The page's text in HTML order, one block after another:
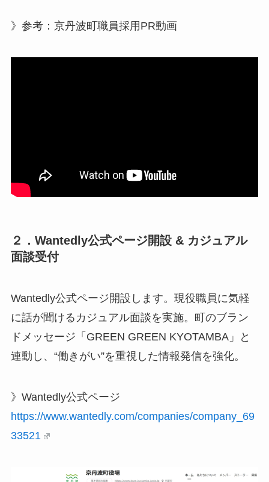
》参考：京丹波町職員採用PR動画
２．Wantedly公式ページ開設 & カジュアル
面談受付
Wantedly公式ページ開設します。現役職員に気軽
に話が聞けるカジュアル面談を実施。町のブラン
ドメッセージ「GREEN GREEN KYOTAMBA」と
連動し、“働きがい”を重視した情報発信を強化。
》Wantedly公式ページ
https://www.wantedly.com/companies/company_69
33521